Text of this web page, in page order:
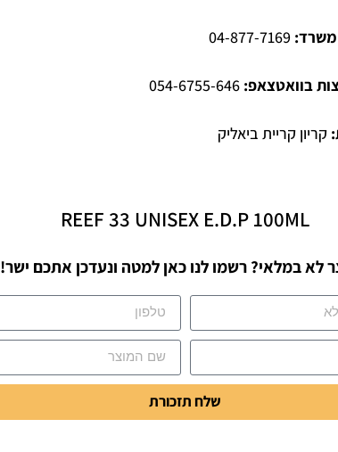
משרד:
בוואטצאפ:
קריון קריית ביאליק
REEF 33 UNISEX E.D.P 100ML
לא במלאי? רשמו לנו כאן למטה ונעדכן אתכם ישר!
שלח תזכורת